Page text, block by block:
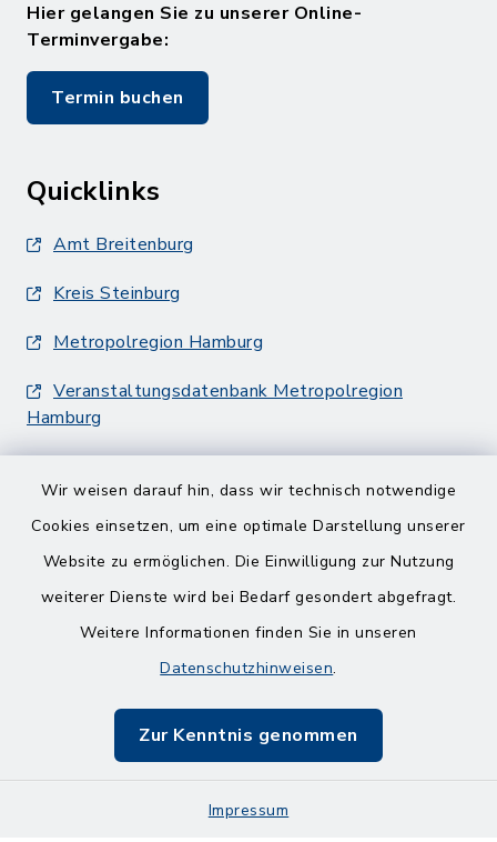
Wir weisen darauf hin, dass wir technisch notwendige
Cookies einsetzen, um eine optimale Darstellung unserer
Website zu ermöglichen. Die Einwilligung zur Nutzung
weiterer Dienste wird bei Bedarf gesondert abgefragt.
Weitere Informationen finden Sie in unseren
Datenschutzhinweisen.
Zur Kenntnis genommen
Impressum
Hier gelangen Sie zu unserer Online-
Terminvergabe:
Termin buchen
Quicklinks
Amt Breitenburg
Kreis Steinburg
Metropolregion Hamburg
Veranstaltungsdatenbank Metropolregion
Hamburg
Barrierefreiheit
Impressum
Sitemap